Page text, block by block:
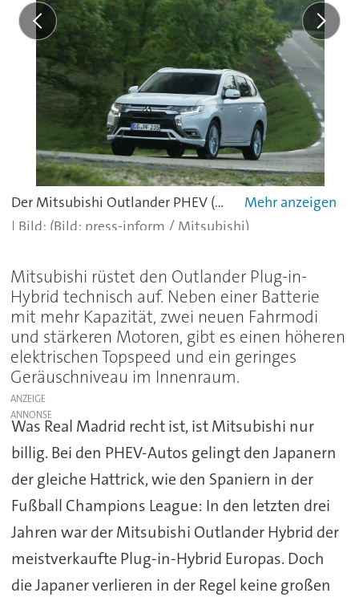
Der Mitsubishi Outlander PHEV (MJ 2019) kommt im September in Deutschland auf den Markt.
(Bild: press-inform / Mitsubishi)
Mitsubishi rüstet den Outlander Plug-in-
Hybrid technisch auf. Neben einer Batterie
mit mehr Kapazität, zwei neuen Fahrmodi
und stärkeren Motoren, gibt es einen höheren
elektrischen Topspeed und ein geringes
Geräuschniveau im Innenraum.
ANZEIGE
Was Real Madrid recht ist, ist Mitsubishi nur
billig. Bei den PHEV-Autos gelingt den Japanern
der gleiche Hattrick, wie den Spaniern in der
Fußball Champions League: In den letzten drei
Jahren war der Mitsubishi Outlander Hybrid der
meistverkaufte Plug-in-Hybrid Europas. Doch
die Japaner verlieren in der Regel keine großen